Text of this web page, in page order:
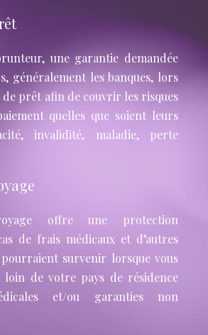
une garantie demandée
généralement les banques, lors
de prêt afin de couvrir les risques
quelles que soient leurs
invalidité, maladie, perte
voyage offre une protection
de frais médicaux et d’autres
survenir lorsque vous
loin de votre pays de résidence
et/ou garanties non